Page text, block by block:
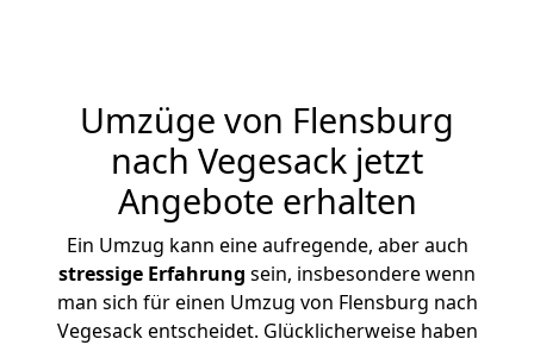
Umzüge von Flensburg
nach Vegesack jetzt
Angebote erhalten
Ein Umzug kann eine aufregende, aber auch
stressige Erfahrung sein, insbesondere wenn
man sich für einen Umzug von Flensburg nach
Vegesack entscheidet. Glücklicherweise haben